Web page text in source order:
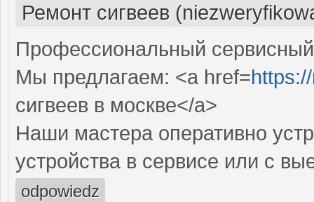
Ремонт сигвеев
Профессиональный
Мы предлагаем: <a href=
сигвеев в москве</a>
Наши мастера оперативно
устройства в сервисе или с
odpowiedz